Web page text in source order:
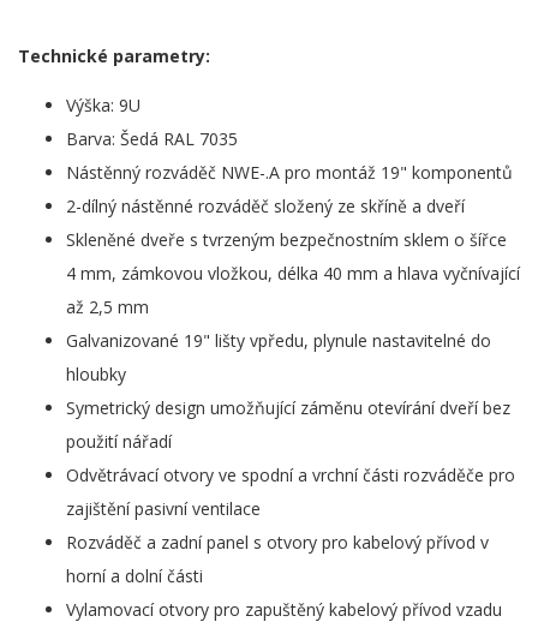
Technické parametry:
Výška: 9U
Barva: Šedá RAL 7035
Nástěnný rozváděč NWE-.A pro montáž 19" komponentů
2-dílný nástěnné rozváděč složený ze skříně a dveří
Skleněné dveře s tvrzeným bezpečnostním sklem o šířce
4 mm, zámkovou vložkou, délka 40 mm a hlava vyčnívající
až 2,5 mm
Galvanizované 19" lišty vpředu, plynule nastavitelné do
hloubky
Symetrický design umožňující záměnu otevírání dveří bez
použití nářadí
Odvětrávací otvory ve spodní a vrchní části rozváděče pro
zajištění pasivní ventilace
Rozváděč a zadní panel s otvory pro kabelový přívod v
horní a dolní části
Vylamovací otvory pro zapuštěný kabelový přívod vzadu